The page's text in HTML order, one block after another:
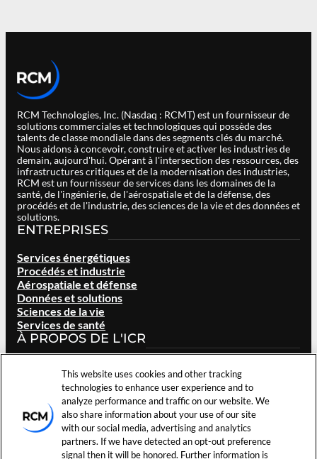
RCM Technologies, Inc. (Nasdaq : RCMT) est un fournisseur de
solutions commerciales et technologiques qui possède des
talents de classe mondiale dans des segments clés du marché.
Nous aidons à concevoir, construire et activer les industries de
demain, aujourd'hui. Opérant à l'intersection des ressources, des
infrastructures critiques et de la modernisation des industries,
RCM est un fournisseur de services dans les domaines de la
santé, de l'ingénierie, de l'aérospatiale et de la défense, des
procédés et de l'industrie, des sciences de la vie et des données et
solutions.
ENTREPRISES
Services énergétiques
Procédés et industrie
Aérospatiale et défense
Données et solutions
Sciences de la vie
Services de santé
À PROPOS DE L'ICR
Notre marque
Localisation des sites
Carrières
Investisseurs
Nouvelles et événements
Ressources
This website uses cookies and other tracking
technologies to enhance user experience and to
analyze performance and traffic on our website. We
also share information about your use of our site
with our social media, advertising and analytics
partners. If we have detected an opt-out preference
signal then it will be honored. Further information is